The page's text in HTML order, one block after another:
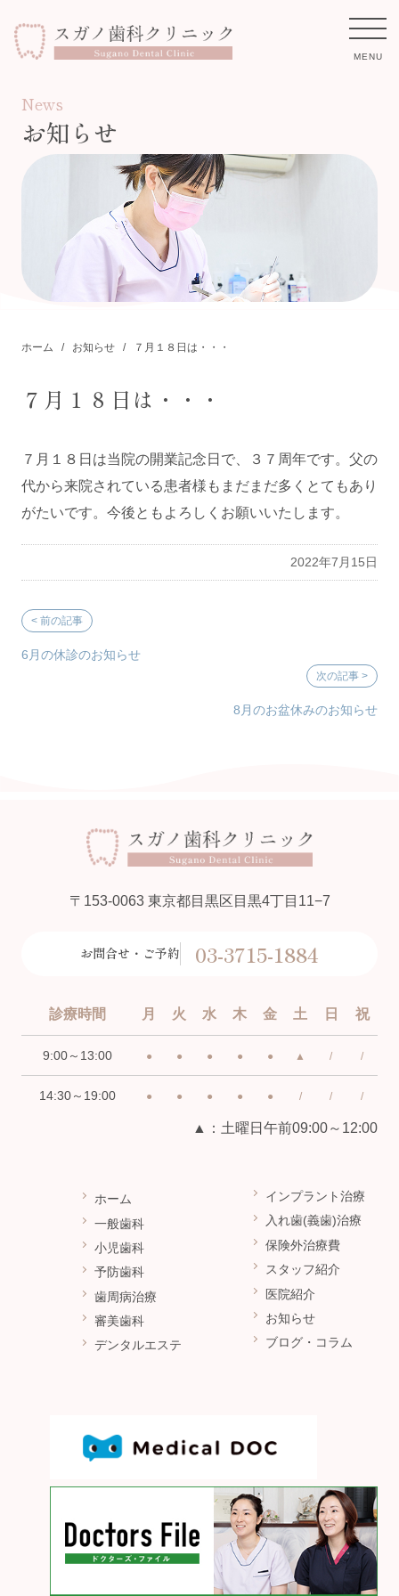
MENU
ホーム
診療案内
保険外治療費
スタッフ紹介
News
お知らせ
ホーム お知らせ ７月１８日は・・・
７月１８日は・・・
７月１８日は当院の開業記念日で、３７周年です。父の
代から来院されている患者様もまだまだ多くとてもあり
がたいです。今後ともよろしくお願いいたします。
2022年7月15日
6月の休診のお知らせ
8月のお盆休みのお知らせ
〒153-0063 東京都目黒区目黒4丁目11−7
お問合せ・ご予約 03-3715-1884
診療時間 月 火 水 木 金 土 日 祝
9:00～13:00 ● ● ● ● ● ▲ / /
14:30～19:00 ● ● ● ● ● / / /
▲：土曜日午前09:00～12:00
ホーム
一般歯科
小児歯科
予防歯科
歯周病治療
審美歯科
デンタルエステ
インプラント治療
入れ歯(義歯)治療
保険外治療費
スタッフ紹介
医院紹介
お知らせ
ブログ・コラム